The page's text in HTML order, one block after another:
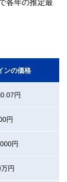
各年の推定最
ンの価格
円
円
円
円